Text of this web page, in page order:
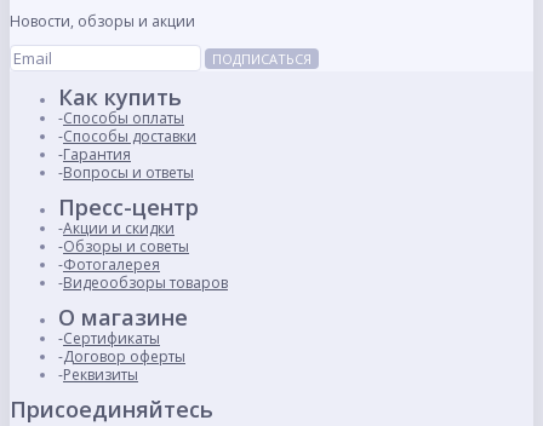
Новости, обзоры и акции
ПОДПИСАТЬСЯ
Как купить
Способы оплаты
Способы доставки
Гарантия
Вопросы и ответы
Пресс-центр
Акции и скидки
Обзоры и советы
Фотогалерея
Видеообзоры товаров
О магазине
Сертификаты
Договор оферты
Реквизиты
Присоединяйтесь